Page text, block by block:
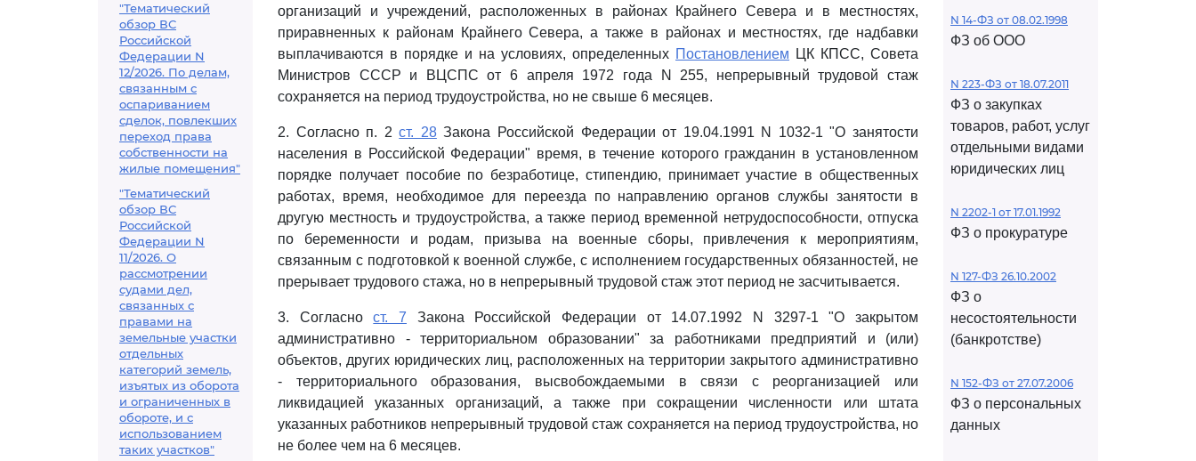
"Тематический
обзор ВС
Российской
Федерации N
12/2026. По делам,
связанным с
оспариванием
сделок, повлекших
переход права
собственности на
жилые помещения"
"Тематический
обзор ВС
Российской
Федерации N
11/2026. О
рассмотрении
судами дел,
связанных с
правами на
земельные участки
отдельных
категорий земель,
изъятых из оборота
и ограниченных в
обороте, и с
использованием
таких участков"
организаций и учреждений, расположенных в районах Крайнего Севера и в местностях,
приравненных к районам Крайнего Севера, а также в районах и местностях, где надбавки
выплачиваются в порядке и на условиях, определенных Постановлением ЦК КПСС, Совета
Министров СССР и ВЦСПС от 6 апреля 1972 года N 255, непрерывный трудовой стаж
сохраняется на период трудоустройства, но не свыше 6 месяцев.
2. Согласно п. 2ст. 28Закона Российской Федерации от 19.04.1991 N 1032-1 "О занятости
населения в Российской Федерации" время, в течение которого гражданин в установленном
порядке получает пособие по безработице, стипендию, принимает участие в общественных
работах, время, необходимое для переезда по направлению органов службы занятости в
другую местность и трудоустройства, а также период временной нетрудоспособности, отпуска
по беременности и родам, призыва на военные сборы, привлечения к мероприятиям,
связанным с подготовкой к военной службе, с исполнением государственных обязанностей, не
прерывает трудового стажа, но в непрерывный трудовой стаж этот период не засчитывается.
3. Согласност. 7 Закона Российской Федерации от 14.07.1992 N 3297-1 "О закрытом
административно - территориальном образовании" за работниками предприятий и (или)
объектов, других юридических лиц, расположенных на территории закрытого административно
- территориального образования, высвобождаемыми в связи с реорганизацией или
ликвидацией указанных организаций, а также при сокращении численности или штата
указанных работников непрерывный трудовой стаж сохраняется на период трудоустройства, но
не более чем на 6 месяцев.
N 14-ФЗ от 08.02.1998
ФЗ об ООО
N 223-ФЗ от 18.07.2011
ФЗ о закупках
товаров, работ, услуг
отдельными видами
юридических лиц
N 2202-1 от 17.01.1992
ФЗ о прокуратуре
N 127-ФЗ 26.10.2002
ФЗ о
несостоятельности
(банкротстве)
N 152-ФЗ от 27.07.2006
ФЗ о персональных
данных